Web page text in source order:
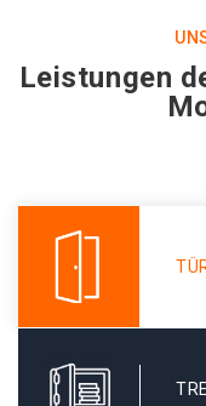
Leistungen